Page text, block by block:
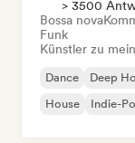
> 3500
Bossa nova
Funk
Künstler zu
Dance Deep
House
Indie-